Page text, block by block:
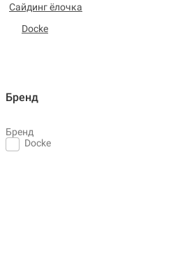
Сайдинг ёлочка
Docke
Бренд
Бренд
Docke